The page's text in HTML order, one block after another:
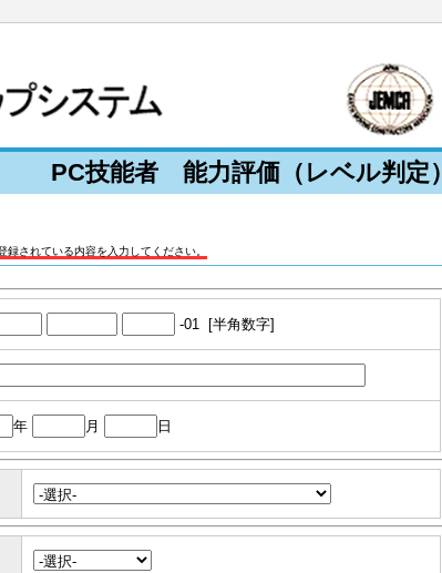
PC技能者 能力評価（レベル判定）
されている内容を入力してください。
-01 [半角数字]
年 月 日